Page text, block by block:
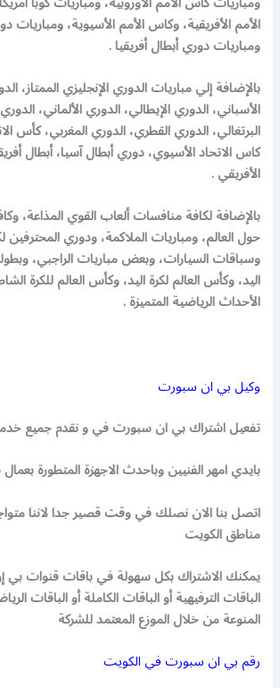
الأمم الأفريقية، وكاس الأمم الأسيوية، ومباريات
ومباريات دوري أبطال أفريقيا .
بالإضافة إلي مباريات الدوري الإنجليزي الممتاز،
الأسباني، الدوري الإيطالي، الدوري الألماني،
البرتغالي، الدوري القطري، الدوري المغربي، كأس
كاس الاتحاد الأسيوي، دوري أبطال آسيا، أبطال
الأفريقي .
بالإضافة لكافة منافسات ألعاب القوي المذاعة،
وسباقات السيارات، وبعض مباريات الراجبي،
اليد، وكأس العالم لكرة اليد، وكأس العالم للكرة
الأحداث الرياضية المتميزة .
وكيل بي ان سبورت
تفعيل اشتراك بي ان سبورت في و نقدم جميع
بايدي امهر الفنيين وباحدث الاجهزة المتطورة
اتصل بنا الان نصلك في وقت قصير جدا لاننا
مناطق الكويت
يمكنك الاشتراك بكل سهولة في باقات قنوات بي
الباقات الترفيهية أو الباقات الكاملة أو الباقات
المنوعة من خلال الموزع المعتمد للشركة
رقم بي ان سبورت في الكويت